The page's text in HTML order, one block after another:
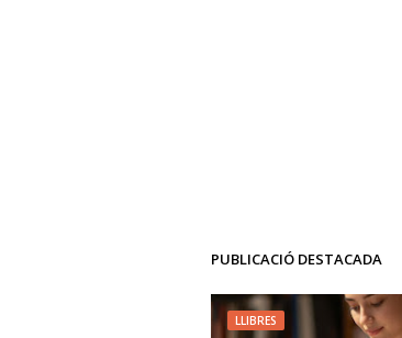
PUBLICACIÓ DESTACADA
LLIBRES